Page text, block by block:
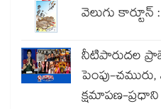
వెలుగు
నీటిపారుదల
పెంపు-చమురు,
క్షమాపణ-